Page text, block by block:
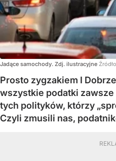
Jadące samochody. Zdj. ilustracyjne
Prosto zygzakiem I
wszystkie podatki zawsze
tych polityków, którzy
Czyli zmusili nas,